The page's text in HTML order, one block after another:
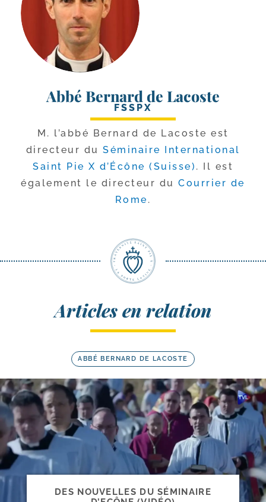
Abbé Bernard de Lacoste
FSSPX
M. l’ab­bé Bernard de Lacoste est
direc­teur du Séminaire International
Saint Pie X d’Écône (Suisse) . Il est
éga­le­ment le direc­teur duCourrier de
Rome .
Articles en relation
ABBÉ BERNARD DE LACOSTE
DES NOUVELLES DU SÉMINAIRE